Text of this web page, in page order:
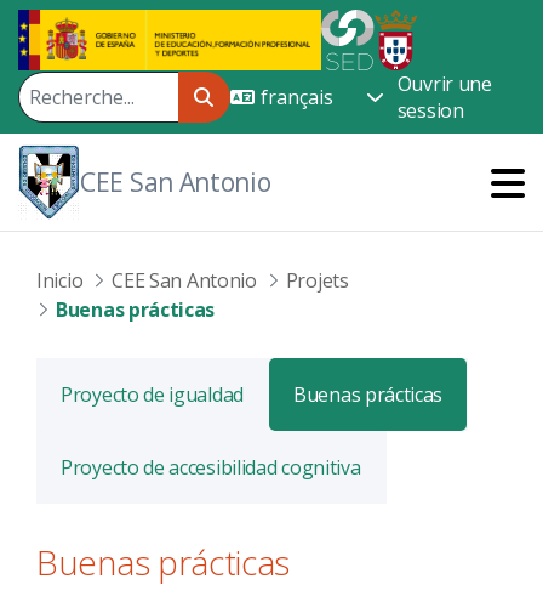
Saut au contenu principal
Ouvrir une
session
CEE San Antonio
Inicio CEE San Antonio
Projets
Buenas prácticas
Proyecto de igualdad Buenas prácticas
Proyecto de accesibilidad cognitiva
Buenas prácticas